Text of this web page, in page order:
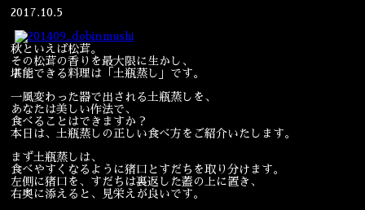
2017.10.5
秋といえば松茸。
その松茸の香りを最大限に生かし、
堪能できる料理は「土瓶蒸し」です。
一風変わった器で出される土瓶蒸しを、
あなたは美しい作法で、
食べることはできますか？
本日は、土瓶蒸しの正しい食べ方をご紹介いたします。
まず土瓶蒸しは、
食べやすくなるように猪口とすだちを取り分けます。
左側に猪口を、すだちは裏返した蓋の上に置き、
右奥に添えると、見栄えが良いです。
お飲み物
お部屋のご紹介
結婚式・披露宴
ご接待
慶事 お顔合わせ